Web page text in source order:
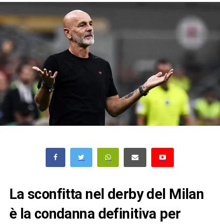
La sconfitta nel derby del Milan
è la condanna definitiva per